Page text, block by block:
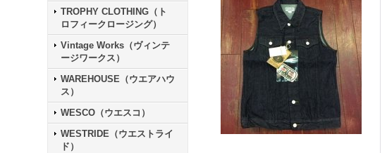
TROPHY CLOTHING（ト
ロフィークロージング）
Vintage Works（ヴィンテ
ージワークス）
WAREHOUSE（ウエアハウ
ス）
WESCO（ウエスコ）
WESTRIDE（ウエストライ
ド）